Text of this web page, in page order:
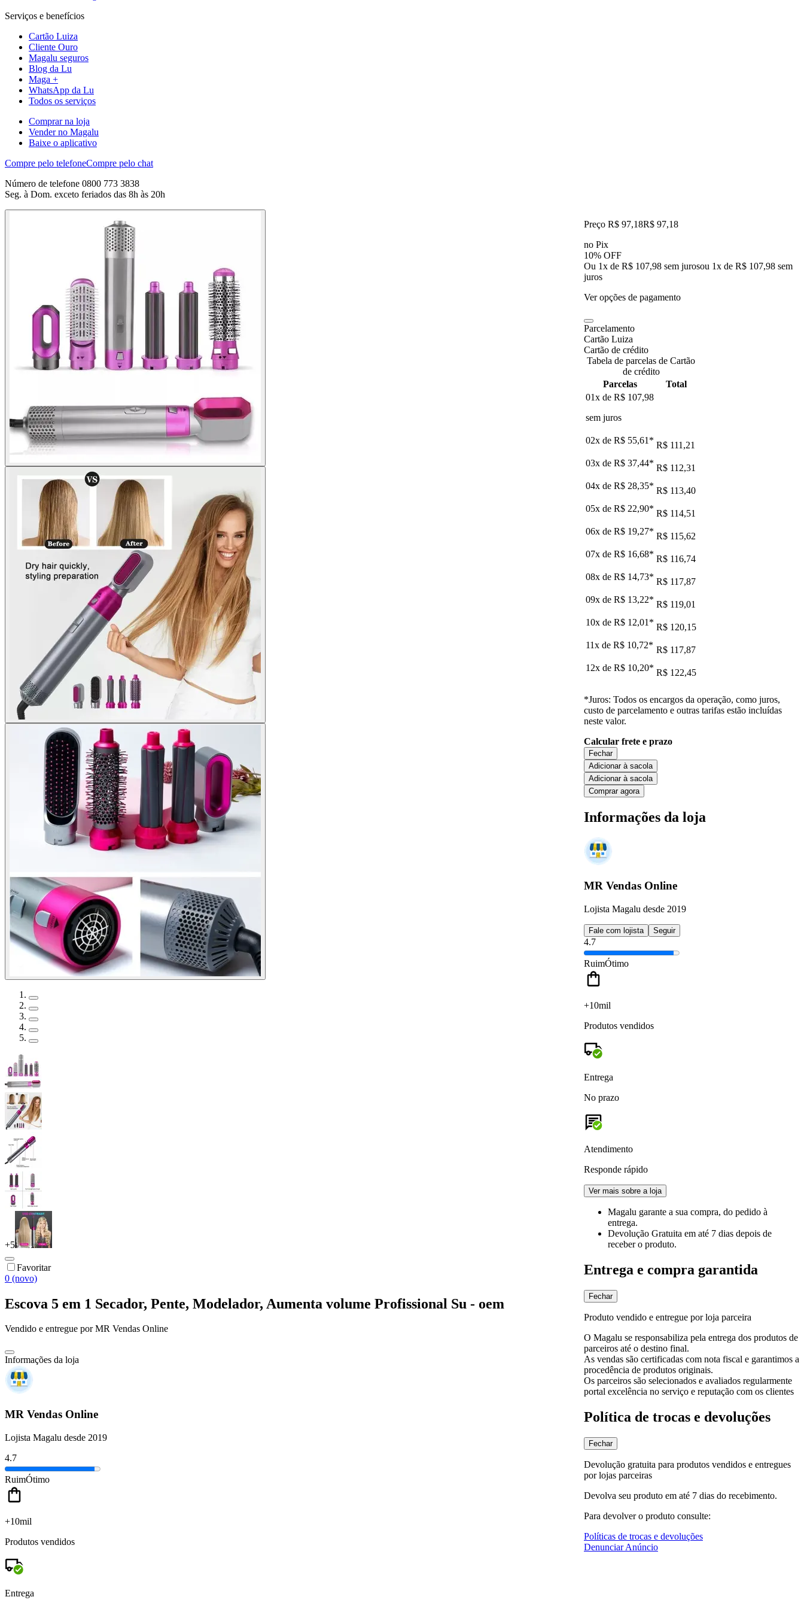
Serviços e benefícios
Cartão Luiza
Cliente Ouro
Magalu seguros
Blog da Lu
Maga +
WhatsApp da Lu
Todos os serviços
Comprar na loja
Vender no Magalu
Baixe o aplicativo
Compre pelo telefoneCompre pelo chat
Número de telefone 0800 773 3838
Seg. à Dom. exceto feriados das 8h às 20h
+5
Favoritar
0 (novo)
Escova 5 em 1 Secador, Pente, Modelador, Aumenta volume Profissional Su - oem
Vendido e entregue por MR Vendas Online
Informações da loja
MR Vendas Online
Lojista Magalu desde 2019
4.7
RuimÓtimo
+10mil
Produtos vendidos
Entrega
Preço R$ 97,18R$ 97,18
no Pix
10% OFF
Ou 1x de R$ 107,98 sem jurosou 1x de R$ 107,98 sem
juros
Ver opções de pagamento
Parcelamento
Cartão Luiza
Cartão de crédito
Tabela de parcelas de Cartão
de crédito
Parcelas
Total
01x de R$ 107,98
sem juros
02x de R$ 55,61 * R$ 111,21
03x de R$ 37,44* R$ 112,31
04x de R$ 28,35* R$ 113,40
05x de R$ 22,90* R$ 114,51
06x de R$ 19,27* R$ 115,62
07x de R$ 16,68* R$ 116,74
08x de R$ 14,73* R$ 117,87
09x de R$ 13,22* R$ 119,01
10x de R$ 12,01 * R$ 120,15
11x de R$ 10,72* R$ 117,87
12x de R$ 10,20* R$ 122,45
*Juros: Todos os encargos da operação, como juros,
custo de parcelamento e outras tarifas estão incluídas
neste valor.
Calcular frete e prazo
Fechar
Adicionar à sacola
Adicionar à sacola
Comprar agora
Informações da loja
MR Vendas Online
Lojista Magalu desde 2019
Fale com lojista Seguir
4.7
RuimÓtimo
+10mil
Produtos vendidos
Entrega
No prazo
Atendimento
Responde rápido
Ver mais sobre a loja
Magalu garante a sua compra, do pedido à
entrega.
Devolução Gratuita em até 7 dias depois de
receber o produto.
Entrega e compra garantida
Fechar
Produto vendido e entregue por loja parceira
O Magalu se responsabiliza pela entrega dos produtos de
parceiros até o destino final.
As vendas são certificadas com nota fiscal e garantimos a
procedência de produtos originais.
Os parceiros são selecionados e avaliados regularmente
portal excelência no serviço e reputação com os clientes
Política de trocas e devoluções
Fechar
Devolução gratuita para produtos vendidos e entregues
por lojas parceiras
Devolva seu produto em até 7 dias do recebimento.
Para devolver o produto consulte:
Políticas de trocas e devoluções
Denunciar Anúncio